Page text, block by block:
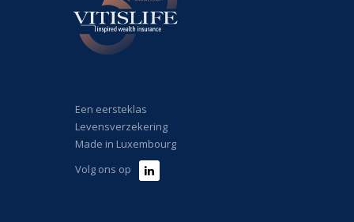
Een eersteklas
Levensverzekering
Made in Luxembourg
Volg ons op